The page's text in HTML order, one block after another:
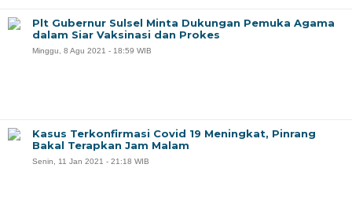
Plt Gubernur Sulsel Minta Dukungan Pemuka Agama
dalam Siar Vaksinasi dan Prokes
Minggu, 8 Agu 2021 - 18:59 WIB
Kasus Terkonfirmasi Covid 19 Meningkat, Pinrang
Bakal Terapkan Jam Malam
Senin, 11 Jan 2021 - 21:18 WIB